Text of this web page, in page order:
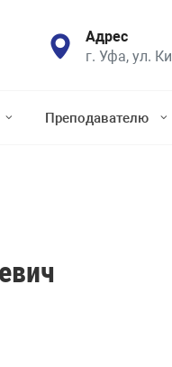
Адрес
г. Уфа, ул.
Преподавателю